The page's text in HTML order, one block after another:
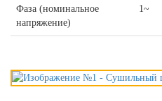
Фаза (номинальное
напряжение)
1~